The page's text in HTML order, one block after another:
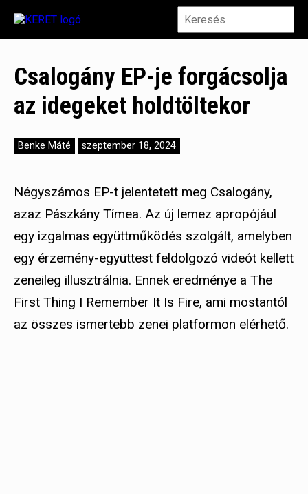
Csalogány EP-je forgácsolja
az idegeket holdtöltekor
Benke Máté szeptember 18, 2024
Négyszámos EP-t jelentetett meg Csalogány,
azaz Pászkány Tímea. Az új lemez apropójául
egy izgalmas együttműködés szolgált, amelyben
egy érzemény-együttest feldolgozó videót kellett
zeneileg illusztrálnia. Ennek eredménye a The
First Thing I Remember It Is Fire, ami mostantól
az összes ismertebb zenei platformon elérhető.